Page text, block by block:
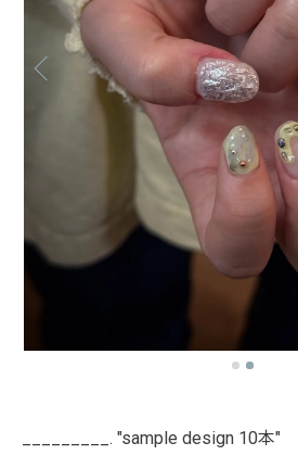
_________. "sample design 10本"